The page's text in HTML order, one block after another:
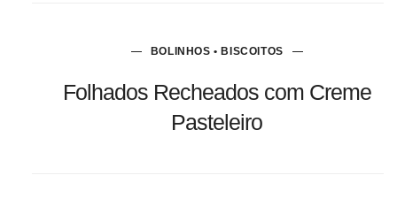
BOLINHOS • BISCOITOS
Folhados Recheados com Creme
Pasteleiro